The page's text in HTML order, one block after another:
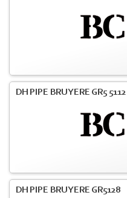
DH PIPE BRUYERE GR5 5112
DH PIPE BRUYERE GR5128